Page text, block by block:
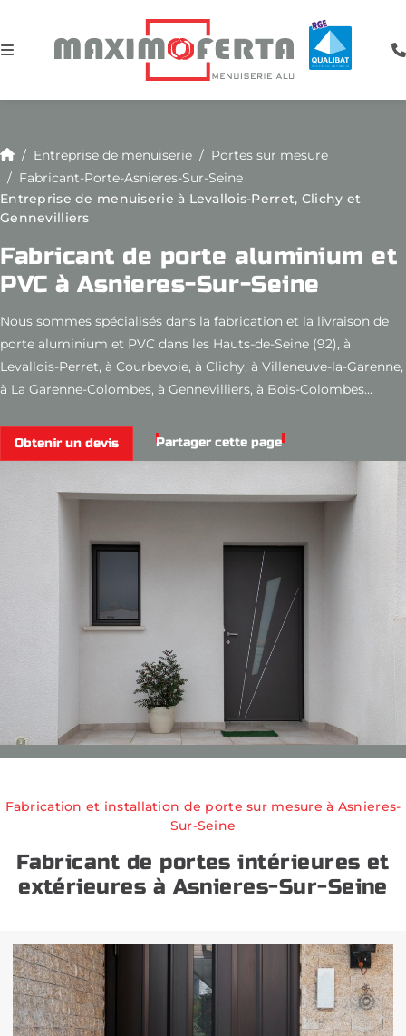
Entreprise de menuiserie
Portes sur mesure
Fabricant-Porte-Asnieres-Sur-Seine
Fabricant de porte aluminium et
PVC à Asnieres-Sur-Seine
Entreprise de menuiserie à Levallois-Perret, Clichy et
Gennevilliers
Nous sommes spécialisés dans la fabrication et la livraison de
porte aluminium et PVC dans les Hauts-de-Seine (92), à
Levallois-Perret, à Courbevoie, à Clichy, à Villeneuve-la-Garenne,
à La Garenne-Colombes, à Gennevilliers, à Bois-Colombes...
Obtenir un devis Partager cette page
Fabricant de portes intérieures et
extérieures à Asnieres-Sur-Seine
Fabrication et installation de porte sur mesure à Asnieres-
Sur-Seine